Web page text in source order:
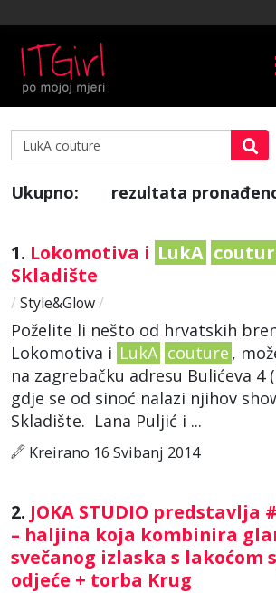
Ukupno: rezultata
1. Lokomotiva i LukA
Skladište
/ Style&Glow/
Poželite li nešto od hrvatskih
Lokomotiva i LukA couture ,
na zagrebačku adresu Bulićeva 4
gdje se od sinoć nalazi njihov
Skladište. Lana Puljić i ...
Kreirano 16 Svibanj 2014
2. JOKA STUDIO predstavlja
– haljina koja kombinira
svečanog izlaska s lakoćom
odjeće + torba Krug